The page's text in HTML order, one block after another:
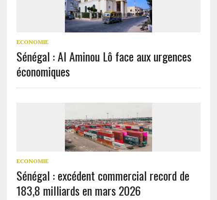
ECONOMIE
Sénégal : Al Aminou Lô face aux urgences
économiques
ECONOMIE
Sénégal : excédent commercial record de
183,8 milliards en mars 2026